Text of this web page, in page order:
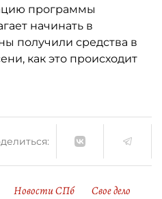
программы
начинать в
получили средства в
как это происходит
Новости СПб Свое дело